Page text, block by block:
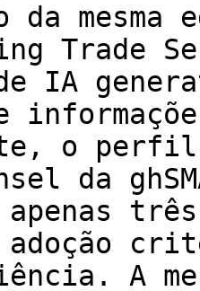
mesma
Trade
IA
o perfil
da
adoção
A